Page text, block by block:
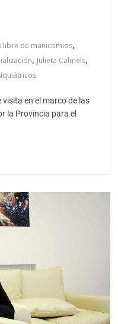
libre de manicomios,
, Julieta Calmels,
en el marco de las
la Provincia para el